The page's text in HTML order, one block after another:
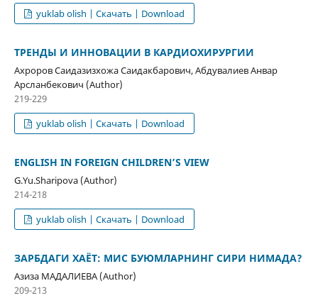
yuklab olish | Скачать | Download
ТРЕНДЫ И ИННОВАЦИИ В КАРДИОХИРУРГИИ
Ахроров Саидазизхожа Саидакбарович, Абдувалиев Анвар
Арсланбекович (Author)
219-229
yuklab olish | Скачать | Download
ENGLISH IN FOREIGN CHILDREN’S VIEW
G.Yu.Sharipova (Author)
214-218
yuklab olish | Скачать | Download
ЗАРБДАГИ ХАЁТ: МИС БУЮМЛАРНИНГ СИРИ НИМАДА?
Азиза МАДАЛИЕВА (Author)
209-213